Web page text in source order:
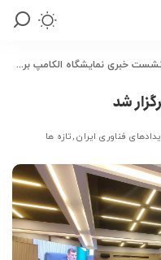
خبری نمایشگاه الکامپ برگزار شد
شد
فناوری ایران تازه ها